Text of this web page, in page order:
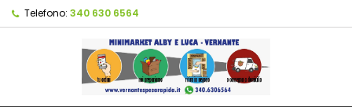
Telefono: 340 630 6564